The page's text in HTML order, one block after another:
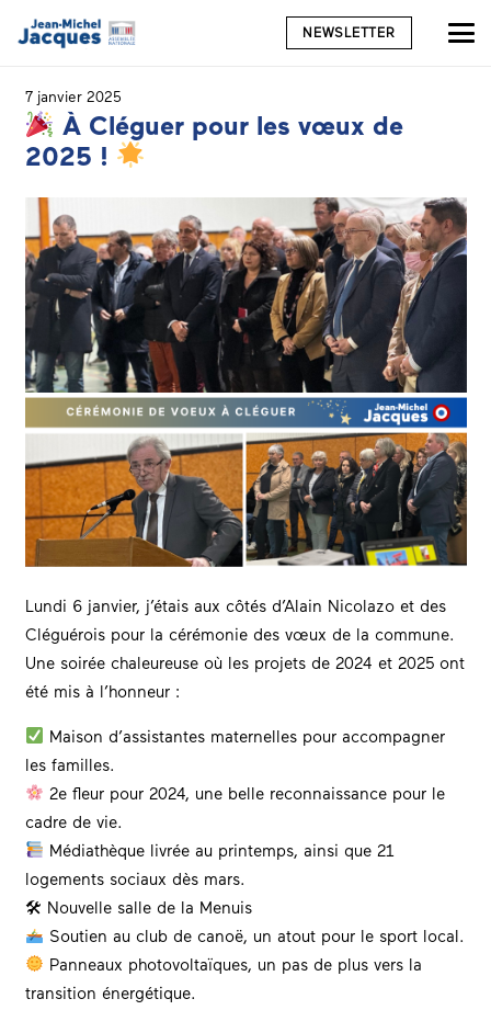
NEWSLETTER
7 janvier 2025
À Cléguer pour les vœux de
2025 !
Lundi 6 janvier, j’étais aux côtés d’Alain Nicolazo et des
Cléguérois pour la cérémonie des vœux de la commune.
Une soirée chaleureuse où les projets de 2024 et 2025 ont
été mis à l’honneur :
Maison d’assistantes maternelles pour accompagner
les familles.
2e fleur pour 2024, une belle reconnaissance pour le
cadre de vie.
Médiathèque livrée au printemps, ainsi que 21
logements sociaux dès mars.
🛠 Nouvelle salle de la Menuis
Soutien au club de canoë, un atout pour le sport local.
Panneaux photovoltaïques, un pas de plus vers la
transition énergétique.